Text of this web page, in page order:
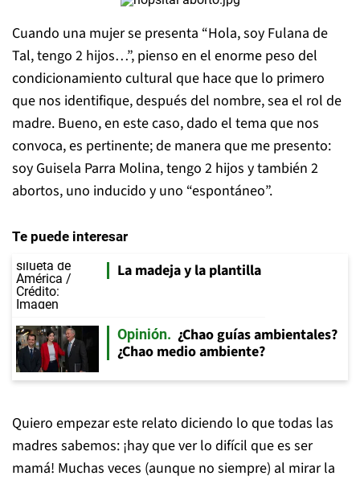
Cuando una mujer se presenta “Hola, soy Fulana de
Tal, tengo 2 hijos…”, pienso en el enorme peso del
condicionamiento cultural que hace que lo primero
que nos identifique, después del nombre, sea el rol de
madre. Bueno, en este caso, dado el tema que nos
convoca, es pertinente; de manera que me presento:
soy Guisela Parra Molina, tengo 2 hijos y también 2
abortos, uno inducido y uno “espontáneo”.
Te puede interesar
La madeja y la plantilla
Opinión
¿Chao guías ambientales?
¿Chao medio ambiente?
Quiero empezar este relato diciendo lo que todas las
madres sabemos: ¡hay que ver lo difícil que es ser
mamá! Muchas veces (aunque no siempre) al mirar la